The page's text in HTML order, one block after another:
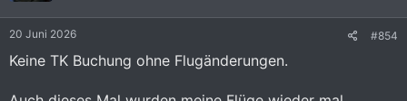
20 Juni 2026 #854
Keine TK Buchung ohne Flugänderungen.